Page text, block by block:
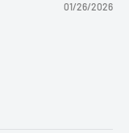
01/26/2026